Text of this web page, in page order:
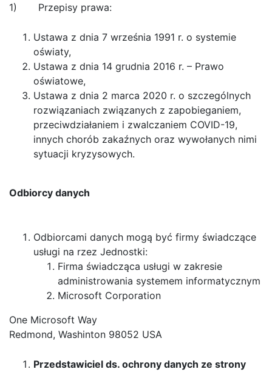
1) Przepisy prawa:
Ustawa z dnia 7 września 1991 r. o systemie
oświaty,
Ustawa z dnia 14 grudnia 2016 r. – Prawo
oświatowe,
Ustawa z dnia 2 marca 2020 r. o szczególnych
rozwiązaniach związanych z zapobieganiem,
przeciwdziałaniem i zwalczaniem COVID-19,
innych chorób zakaźnych oraz wywołanych nimi
sytuacji kryzysowych.
Odbiorcy danych
Odbiorcami danych mogą być firmy świadczące
usługi na rzez Jednostki:
Firma świadcząca usługi w zakresie
administrowania systemem informatycznym
Microsoft Corporation
One Microsoft Way
Redmond, Washinton 98052 USA
Przedstawiciel ds. ochrony danych ze strony